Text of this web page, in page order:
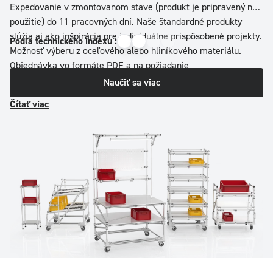
Expedovanie v zmontovanom stave (produkt je pripravený na
použitie) do 11 pracovných dní. Naše štandardné produkty
slúžia aj ako inšpirácia pre individuálne prispôsobené projekty.
Možnosť výberu z oceľového alebo hliníkového materiálu.
Objednávka vo formáte PDF a na požiadanie
s optimalizovanou kalkuláciou ceny za prepravu podľa vašej
polohy.
Podľa technického indexu :
Naučiť sa viac
Čítať viac